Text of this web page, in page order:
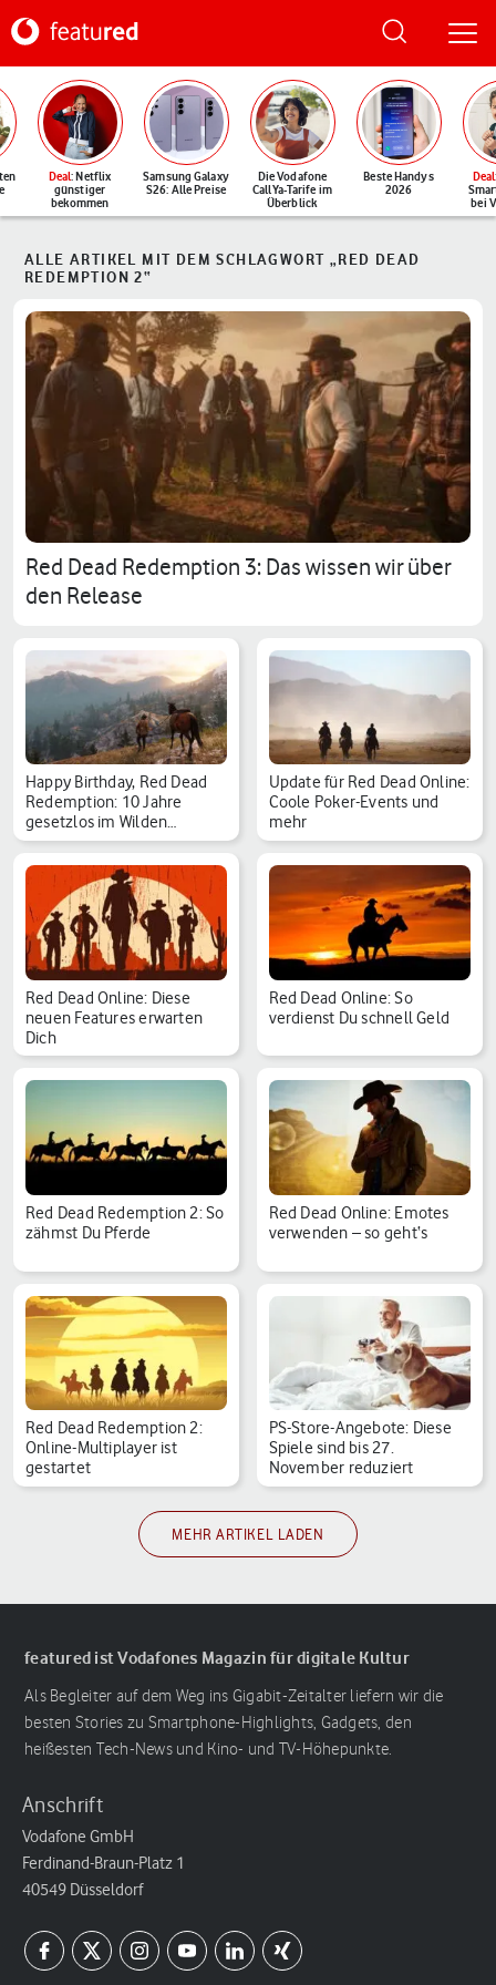
Deal: Netflix
günstiger
bekommen
Samsung Galaxy
S26: Alle Preise
Die Vodafone
CallYa-Tarife im
Überblick
Beste Handys
2026
Deal
bei
ALLE ARTIKEL MIT DEM SCHLAGWORT „RED DEAD
REDEMPTION 2“
Red Dead Redemption 3: Das wissen wir über
den Release
Happy Birthday, Red Dead
Redemption: 10 Jahre
gesetzlos im Wilden…
Update für Red Dead Online:
Coole Poker-Events und
mehr
Red Dead Online: Diese
neuen Features erwarten
Dich
Red Dead Online: So
verdienst Du schnell Geld
Red Dead Redemption 2: So
zähmst Du Pferde
Red Dead Online: Emotes
verwenden – so geht‘s
Red Dead Redemption 2:
Online-Multiplayer ist
gestartet
PS-Store-Angebote: Diese
Spiele sind bis 27.
November reduziert
MEHR ARTIKEL LADEN
featured ist Vodafones Magazin für digitale Kultur
Als Begleiter auf dem Weg ins Gigabit-Zeitalter liefern wir die
besten Stories zu Smartphone-Highlights, Gadgets, den
heißesten Tech-News und Kino- und TV-Höhepunkte.
Anschrift
Vodafone GmbH
Ferdinand-Braun-Platz 1
40549 Düsseldorf